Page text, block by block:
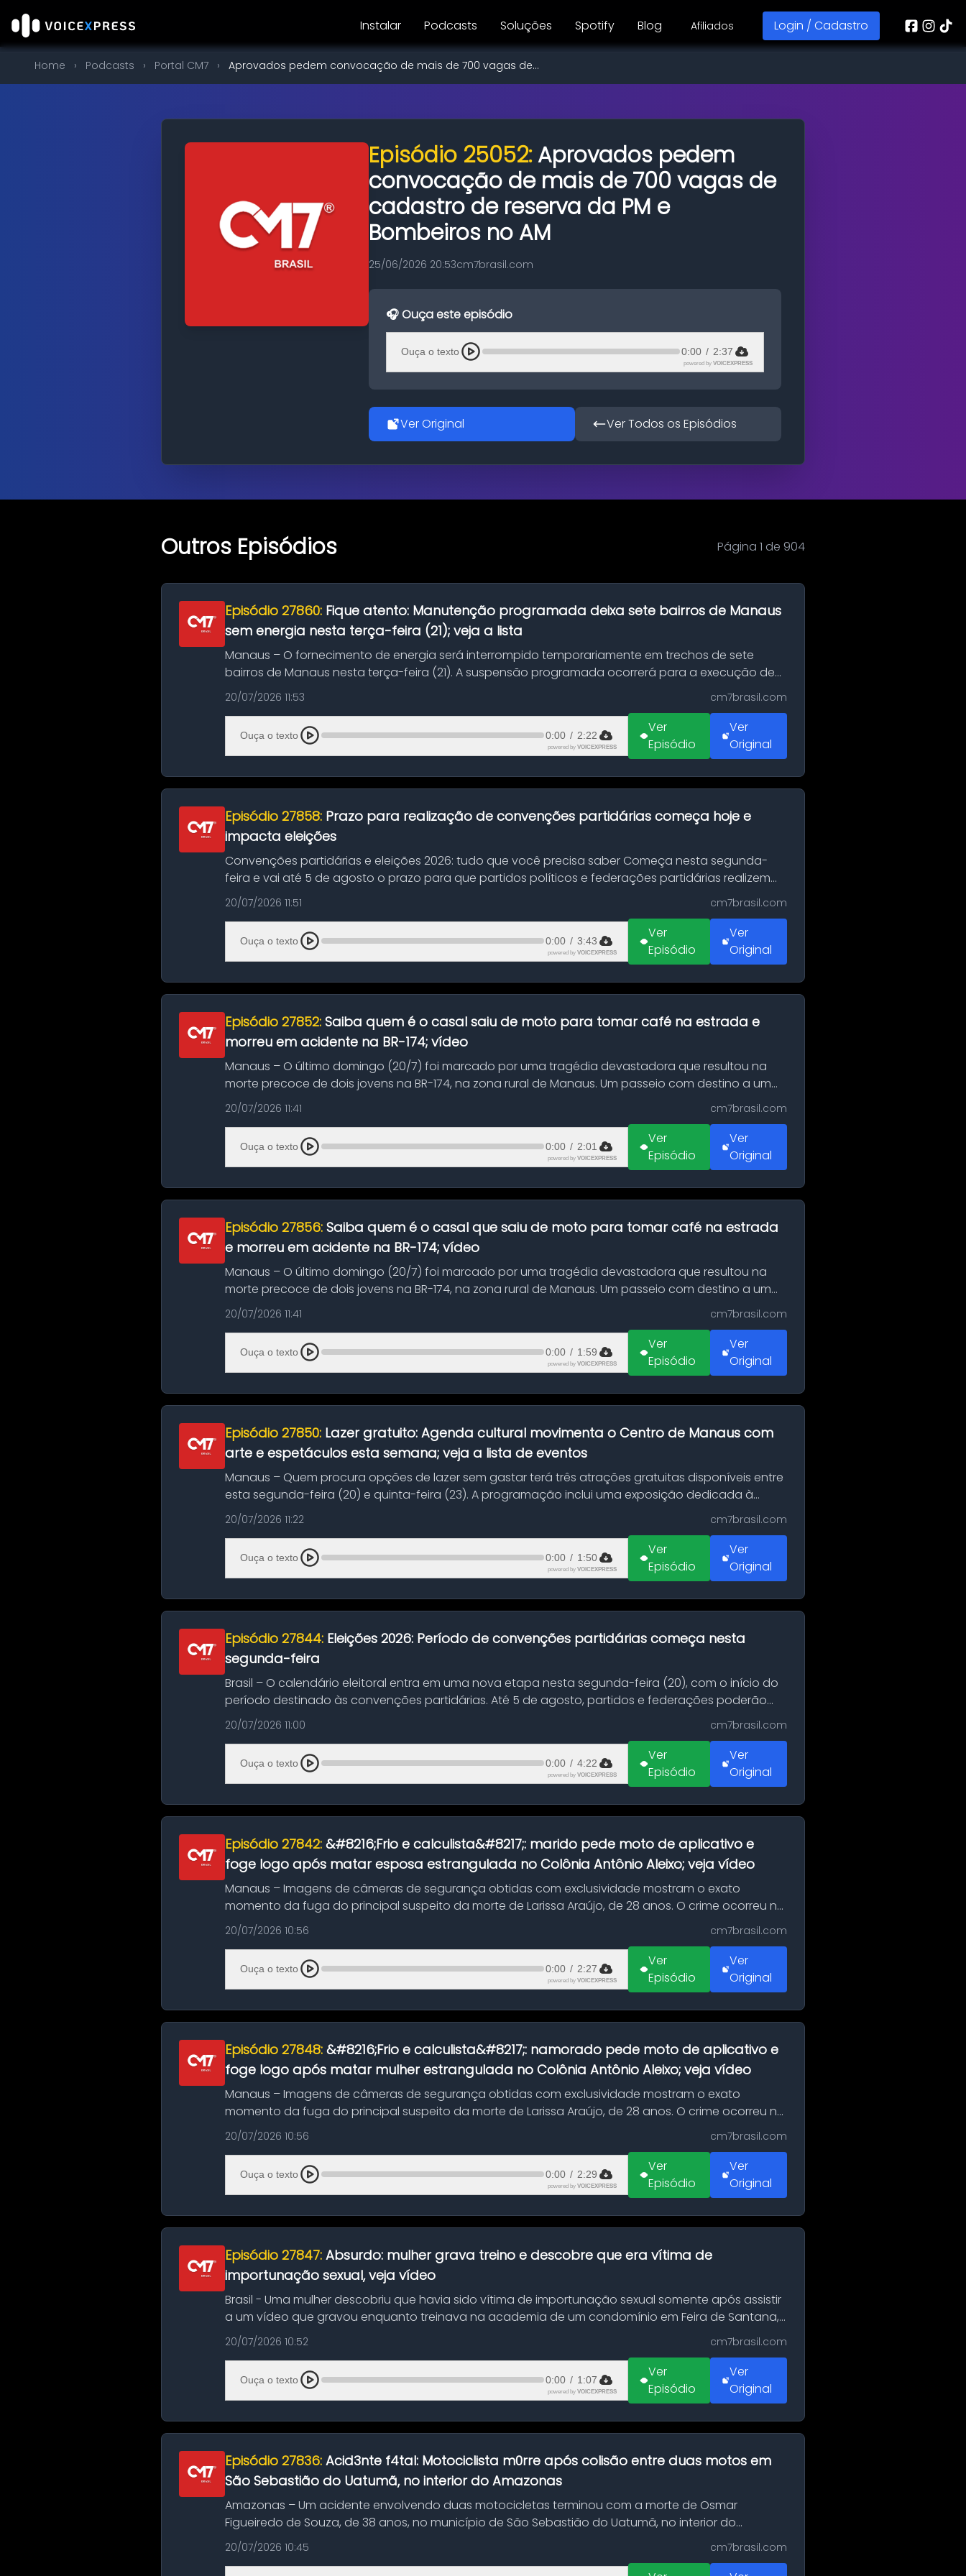
Instalar Podcasts Soluções Spotify Blog Afiliados Login / Cadastro
Home › Podcasts › Portal CM7 › Aprovados pedem convocação de mais de 700 vagas de...
Episódio 25052:Aprovados pedem
convocação de mais de 700 vagas de
cadastro de reserva da PM e
Bombeiros no AM
25/06/2026 20:53cm7brasil.com
🎧 Ouça este episódio
Ouça o texto 0:00 / 2:37
powered by VOICEXPRESS
Ver Original Ver Todos os Episódios
Outros Episódios Página 1 de 904
Episódio 27860: Fique atento: Manutenção programada deixa sete bairros de Manaus
sem energia nesta terça-feira (21); veja a lista
Manaus – O fornecimento de energia será interrompido temporariamente em trechos de sete
bairros de Manaus nesta terça-feira (21). A suspensão programada ocorrerá para a execução de
serviços de manuten...
20/07/2026 11:53 cm7brasil.com
Ouça o texto 0:00 / 2:22
powered by VOICEXPRESS
Ver
Episódio
Ver
Original
Episódio 27858: Prazo para realização de convenções partidárias começa hoje e
impacta eleições
Convenções partidárias e eleições 2026: tudo que você precisa saber Começa nesta segunda-
feira e vai até 5 de agosto o prazo para que partidos políticos e federações partidárias realizem
suas convençõ...
20/07/2026 11:51 cm7brasil.com
Ouça o texto 0:00 / 3:43
powered by VOICEXPRESS
Ver
Episódio
Ver
Original
Episódio 27852: Saiba quem é o casal saiu de moto para tomar café na estrada e
morreu em acidente na BR-174; vídeo
Manaus – O último domingo (20/7) foi marcado por uma tragédia devastadora que resultou na
morte precoce de dois jovens na BR-174, na zona rural de Manaus. Um passeio com destino a um
típico café regio...
20/07/2026 11:41 cm7brasil.com
Ouça o texto 0:00 / 2:01
powered by VOICEXPRESS
Ver
Episódio
Ver
Original
Episódio 27856: Saiba quem é o casal que saiu de moto para tomar café na estrada
e morreu em acidente na BR-174; vídeo
Manaus – O último domingo (20/7) foi marcado por uma tragédia devastadora que resultou na
morte precoce de dois jovens na BR-174, na zona rural de Manaus. Um passeio com destino a um
típico café regio...
20/07/2026 11:41 cm7brasil.com
Ouça o texto 0:00 / 1:59
powered by VOICEXPRESS
Ver
Episódio
Ver
Original
Episódio 27850: Lazer gratuito: Agenda cultural movimenta o Centro de Manaus com
arte e espetáculos esta semana; veja a lista de eventos
Manaus – Quem procura opções de lazer sem gastar terá três atrações gratuitas disponíveis entre
esta segunda-feira (20) e quinta-feira (23). A programação inclui uma exposição dedicada à
história das ...
20/07/2026 11:22 cm7brasil.com
Ouça o texto 0:00 / 1:50
powered by VOICEXPRESS
Ver
Episódio
Ver
Original
Episódio 27844: Eleições 2026: Período de convenções partidárias começa nesta
segunda-feira
Brasil – O calendário eleitoral entra em uma nova etapa nesta segunda-feira (20), com o início do
período destinado às convenções partidárias. Até 5 de agosto, partidos e federações poderão
oficializa...
20/07/2026 11:00 cm7brasil.com
Ouça o texto 0:00 / 4:22
powered by VOICEXPRESS
Ver
Episódio
Ver
Original
Episódio 27842: &#8216;Frio e calculista&#8217;: marido pede moto de aplicativo e
foge logo após matar esposa estrangulada no Colônia Antônio Aleixo; veja vídeo
Manaus – Imagens de câmeras de segurança obtidas com exclusividade mostram o exato
momento da fuga do principal suspeito da morte de Larissa Araújo, de 28 anos. O crime ocorreu na
noite deste último d...
20/07/2026 10:56 cm7brasil.com
Ouça o texto 0:00 / 2:27
powered by VOICEXPRESS
Ver
Episódio
Ver
Original
Episódio 27848: &#8216;Frio e calculista&#8217;: namorado pede moto de aplicativo e
foge logo após matar mulher estrangulada no Colônia Antônio Aleixo; veja vídeo
Manaus – Imagens de câmeras de segurança obtidas com exclusividade mostram o exato
momento da fuga do principal suspeito da morte de Larissa Araújo, de 28 anos. O crime ocorreu na
noite deste último d...
20/07/2026 10:56 cm7brasil.com
Ouça o texto 0:00 / 2:29
powered by VOICEXPRESS
Ver
Episódio
Ver
Original
Episódio 27847: Absurdo: mulher grava treino e descobre que era vítima de
importunação sexual, veja vídeo
Brasil - Uma mulher descobriu que havia sido vítima de importunação sexual somente após assistir
a um vídeo que gravou enquanto treinava na academia de um condomínio em Feira de Santana,
na Bahia. O c...
20/07/2026 10:52 cm7brasil.com
Ouça o texto 0:00 / 1:07
powered by VOICEXPRESS
Ver
Episódio
Ver
Original
Episódio 27836: Acid3nte f4tal: Motociclista m0rre após colisão entre duas motos em
São Sebastião do Uatumã, no interior do Amazonas
Amazonas – Um acidente envolvendo duas motocicletas terminou com a morte de Osmar
Figueiredo de Souza, de 38 anos, no município de São Sebastião do Uatumã, no interior do
Amazonas. A colisão ocorreu n...
20/07/2026 10:45 cm7brasil.com